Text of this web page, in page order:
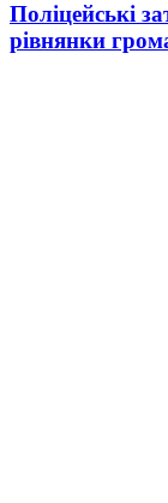
Поліцейські
рівнянки